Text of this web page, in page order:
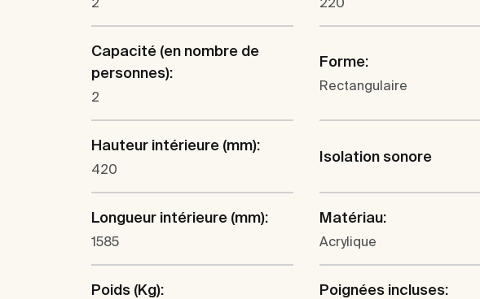
Capacité (en nombre de
personnes):
2
Forme:
Rectangulaire
Hauteur intérieure (mm):
420
Isolation sonore
Longueur intérieure (mm):
1585
Matériau:
Acrylique
Poids (Kg): Poignées incluses: